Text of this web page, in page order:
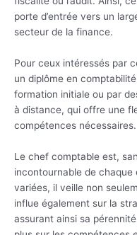
porte d’entrée vers un
secteur de la finance.
Pour ceux intéressés par
un diplôme en
formation initiale ou par
à distance, qui offre une
compétences nécessaires.
Le chef comptable est,
incontournable de
variées, il veille non
influe également sur la
assurant ainsi sa